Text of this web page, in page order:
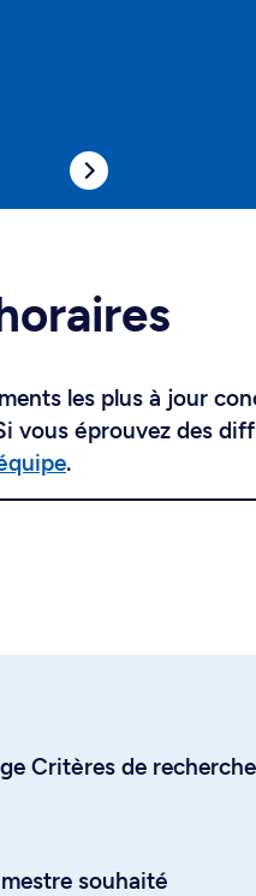
les plus à jour
vous éprouvez des
.
Critères de
souhaité